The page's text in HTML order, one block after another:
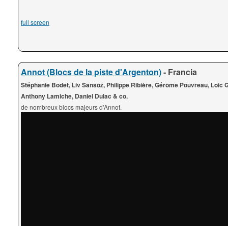
full screen
Annot (Blocs de la piste d'Argenton)- Francia
Stéphanie Bodet, Liv Sansoz, Philippe Ribière, Gérôme Pouvreau, Loic
Anthony Lamiche, Daniel Dulac & co.
de nombreux blocs majeurs d'Annot.